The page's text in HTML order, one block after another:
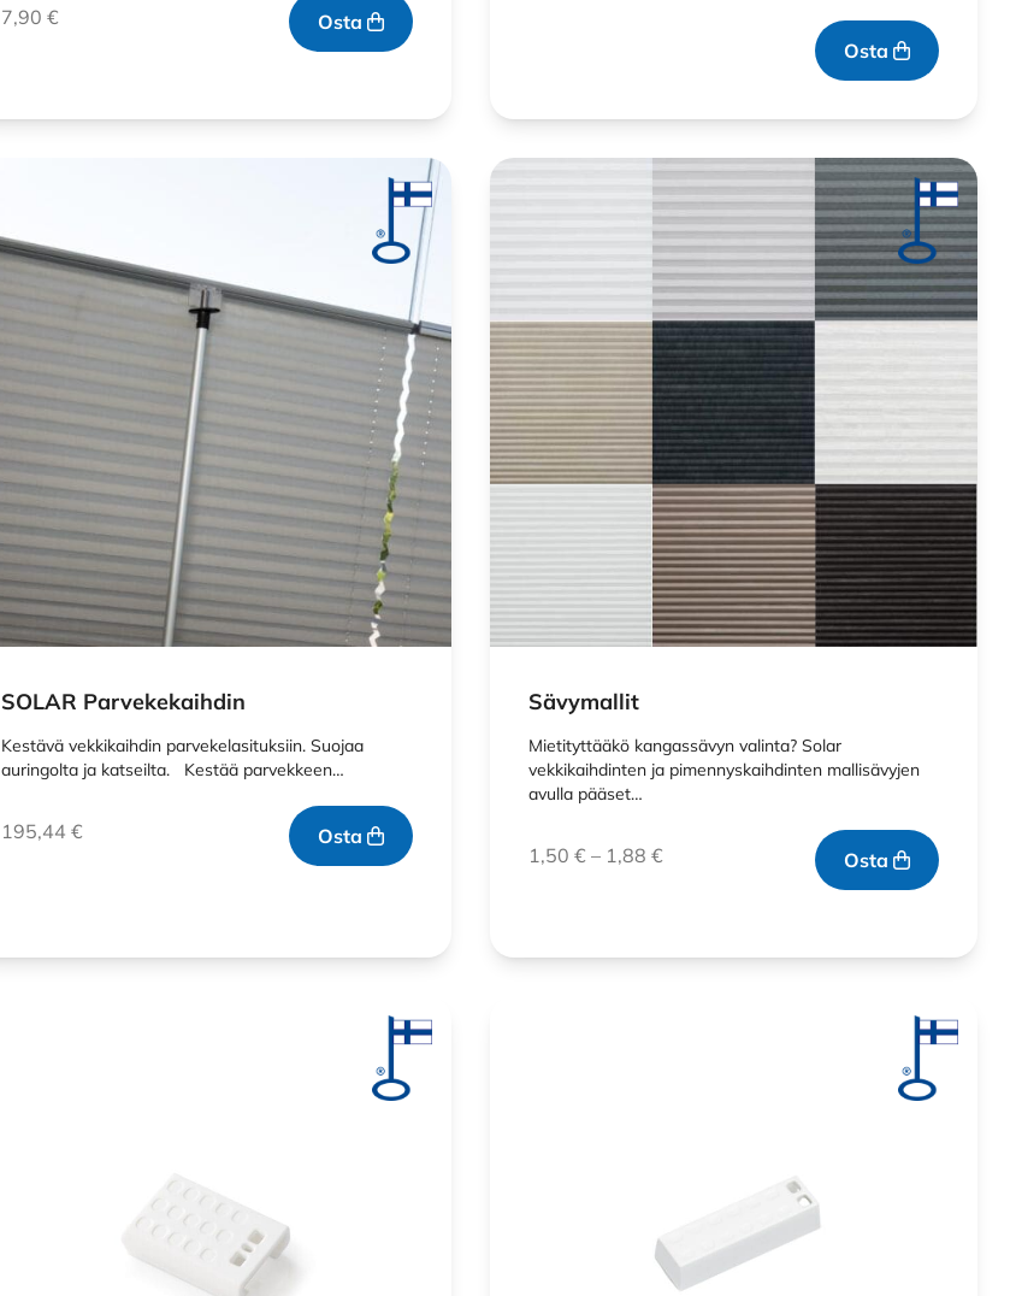
tuotteesta:
4.60/ 5
7,90€ Osta
Osta
SOLAR Parvekekaihdin
Kestävä vekkikaihdin parvekelasituksiin. Suojaa
auringolta ja katseilta. Kestää parvekkeen…
195,44€ Osta
Sävymallit
Mietityttääkö kangassävyn valinta? Solar
vekkikaihdinten ja pimennyskaihdinten mallisävyjen
avulla pääset…
1,50 €– 1,88 € Osta